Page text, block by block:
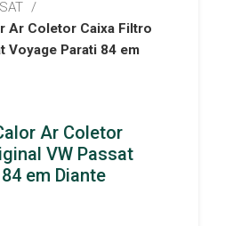
Ar Coletor Caixa Filtro
Voyage Parati 84 em
Ar Coletor
VW Passat
em Diante